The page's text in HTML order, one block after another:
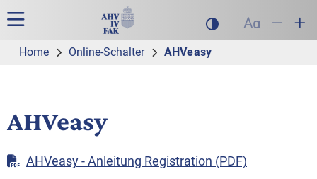
Zur Hauptnavigation
Zum Inhalt
Suche
Hauptnavigation Dunklen Modus
Schrift auf
Schrift
Home Online-Schalter AHVeasy
AHVeasy
AHVeasy - Anleitung Registration (PDF)